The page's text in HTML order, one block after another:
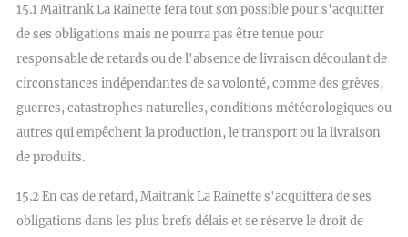
15.1 Maitrank La Rainette fera tout son possible pour s'acquitter
de ses obligations mais ne pourra pas être tenue pour
responsable de retards ou de l'absence de livraison découlant de
circonstances indépendantes de sa volonté, comme des grèves,
guerres, catastrophes naturelles, conditions météorologiques ou
autres qui empêchent la production, le transport ou la livraison
de produits.
15.2 En cas de retard, Maitrank La Rainette s'acquittera de ses
obligations dans les plus brefs délais et se réserve le droit de